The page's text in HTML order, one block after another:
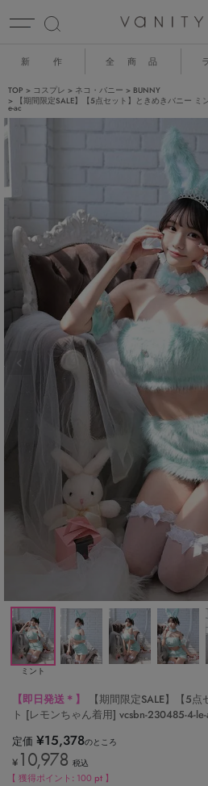
新 作 全 商 品
TOP コスプレ ネコ・バニー
BUNNY
【期間限定SALE】【5点セット】ときめきバニー
e-ac
ミント
【即日発送＊】
【期間限定SALE】【5
ト [レモンちゃん着用] vcsbn-230485-4-le-
定価 ¥15,378のところ
¥ 10,978 税込
【 獲得ポイント: 100 pt 】